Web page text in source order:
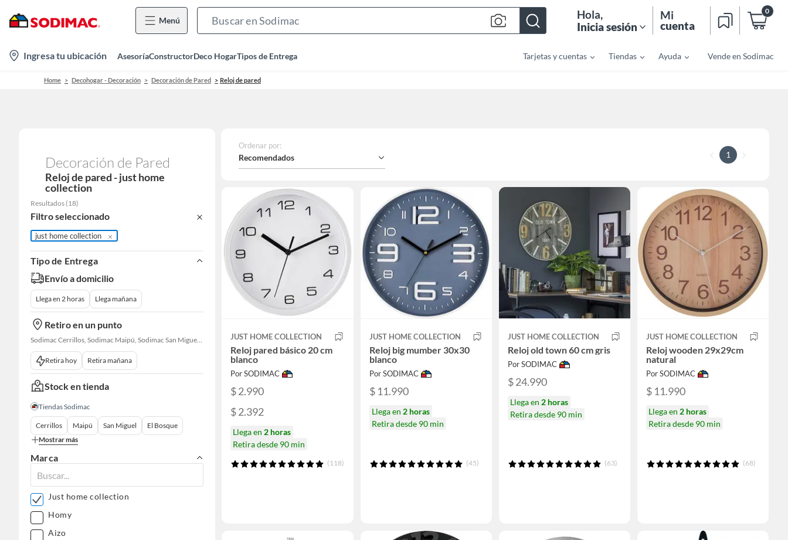
Menú
Bar
Hola,
Inicia sesión
Mi
cuenta
0
location-
icon
Ingresa tu ubicación AsesoríaConstructorDeco HogarTipos de Entrega Tarjetas y cuentas Tiendas Ayuda Vende en Sodimac
Home Decohogar - Decoración Decoración de Pared Reloj de pared
Decoración de Pared
Reloj de pared - just home
collection
Resultados (18)
Filtro seleccionado
just home collection
Tipo de Entrega
Envío a domicilio
Llega en 2 horas Llega mañana
Retiro en un punto
Sodimac Cerrillos, Sodimac Maipú, Sodimac San Miguel, Sodimac El Bosque, Sodimac San Bernardo, Sodimac Talagante, Sodimac San Fernando
Retira hoy Retira mañana
Stock en tienda
Tiendas Sodimac
Cerrillos Maipú San Miguel
El Bosque
Mostrar más
Marca
Just home collection
Homy
Aizo
Ordenar por:
Recomendados 1
JUST HOME COLLECTION
Reloj pared básico 20 cm
blanco
Por SODIMAC
$ 2.990
$ 2.392
Llega en 2 horas
Retira desde 90 min
(118)
JUST HOME COLLECTION
Reloj big mumber 30x30
blanco
Por SODIMAC
$ 11.990
Llega en 2 horas
Retira desde 90 min
(45)
JUST HOME COLLECTION
Reloj old town 60 cm gris
Por SODIMAC
$ 24.990
Llega en 2 horas
Retira desde 90 min
(63)
JUST HOME COLLECTION
Reloj wooden 29x29cm
natural
Por SODIMAC
$ 11.990
Llega en 2 horas
Retira desde 90 min
(68)